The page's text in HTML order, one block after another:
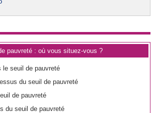
pauvreté : où vous situez-vous ?
le seuil de pauvreté
du seuil de pauvreté
de pauvreté
du seuil de pauvreté